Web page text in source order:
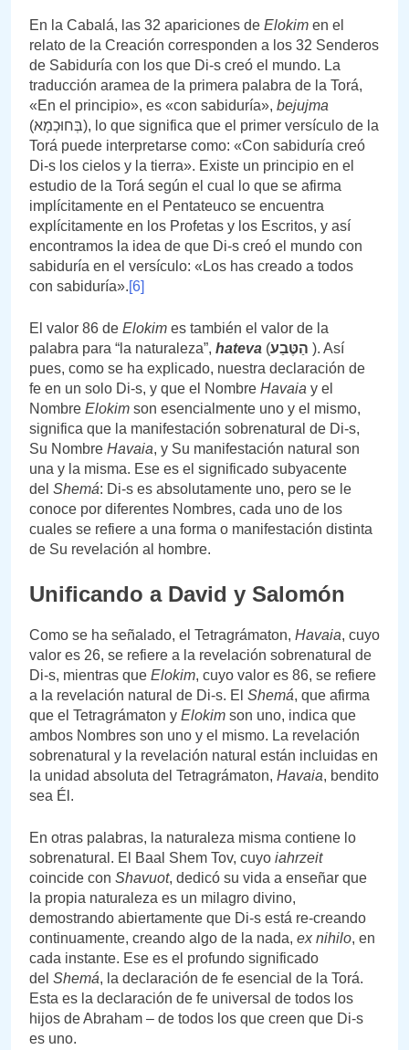
En la Cabalá, las 32 apariciones de Elokim en el
relato de la Creación corresponden a los 32 Senderos
de Sabiduría con los que Di-s creó el mundo. La
traducción aramea de la primera palabra de la Torá,
«En el principio», es «con sabiduría», bejujma
(בְּחוּכְמָא), lo que significa que el primer versículo de la
Torá puede interpretarse como: «Con sabiduría creó
Di-s los cielos y la tierra». Existe un principio en el
estudio de la Torá según el cual lo que se afirma
implícitamente en el Pentateuco se encuentra
explícitamente en los Profetas y los Escritos, y así
encontramos la idea de que Di-s creó el mundo con
sabiduría en el versículo: «Los has creado a todos
con sabiduría».[6]
El valor 86 de Elokim es también el valor de la
palabra para “la naturaleza”, hateva (הַטֶּבַע ). Así
pues, como se ha explicado, nuestra declaración de
fe en un solo Di-s, y que el Nombre Havaia y el
Nombre Elokim son esencialmente uno y el mismo,
significa que la manifestación sobrenatural de Di-s,
Su Nombre Havaia, y Su manifestación natural son
una y la misma. Ese es el significado subyacente
del Shemá: Di-s es absolutamente uno, pero se le
conoce por diferentes Nombres, cada uno de los
cuales se refiere a una forma o manifestación distinta
de Su revelación al hombre.
Unificando a David y Salomón
Como se ha señalado, el Tetragrámaton, Havaia, cuyo
valor es 26, se refiere a la revelación sobrenatural de
Di-s, mientras que Elokim, cuyo valor es 86, se refiere
a la revelación natural de Di-s. El Shemá, que afirma
que el Tetragrámaton y Elokim son uno, indica que
ambos Nombres son uno y el mismo. La revelación
sobrenatural y la revelación natural están incluidas en
la unidad absoluta del Tetragrámaton, Havaia, bendito
sea Él.
En otras palabras, la naturaleza misma contiene lo
sobrenatural. El Baal Shem Tov, cuyo iahrzeit
coincide con Shavuot, dedicó su vida a enseñar que
la propia naturaleza es un milagro divino,
demostrando abiertamente que Di-s está re-creando
continuamente, creando algo de la nada, ex nihilo, en
cada instante. Ese es el profundo significado
del Shemá, la declaración de fe esencial de la Torá.
Esta es la declaración de fe universal de todos los
hijos de Abraham – de todos los que creen que Di-s
es uno.